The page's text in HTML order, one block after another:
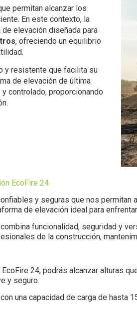
permitan alcanzar los
En este contexto, la
elevación diseñada para
, ofreciendo un equilibrio
y resistente que facilita su
de elevación de última
controlado, proporcionando
EcoFire 24
y seguras que nos
de elevación ideal para
funcionalidad, seguridad y
de la construcción,
24, podrás alcanzar alturas
y seguro.
una capacidad de carga de